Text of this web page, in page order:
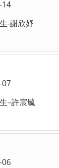
14
-謝欣妤
07
–許宸毓
06